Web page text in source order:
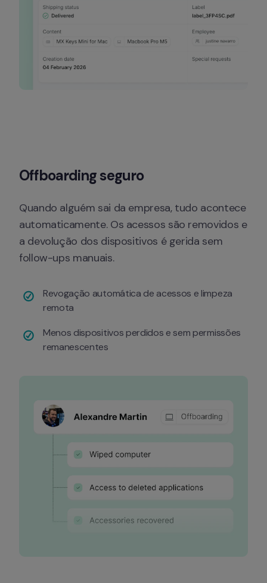
Offboarding seguro
Quando alguém sai da empresa, tudo acontece
automaticamente. Os acessos são removidos e
a devolução dos dispositivos é gerida sem
follow-ups manuais.
Revogação automática de acessos e limpeza
remota
Menos dispositivos perdidos e sem permissões
remanescentes